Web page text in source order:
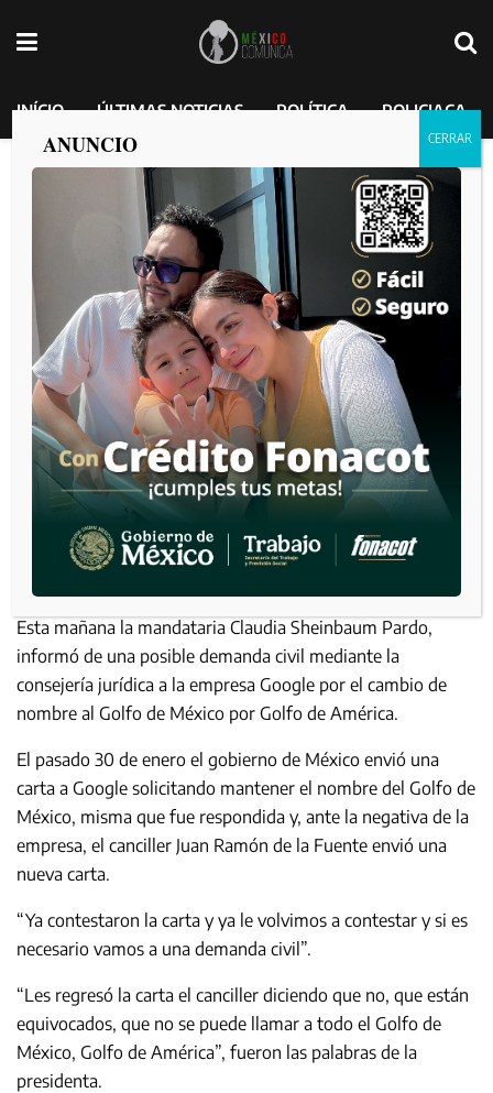
INÍCIO ÚLTIMAS NOTICIAS POLÍTICA POLICIACA
Posible demanda civil a Google por Golfo
de México: Claudia Sheinbaum Pardo.
por MEXICO COMUNICA 2025-02-13
Esta mañana la mandataria Claudia Sheinbaum Pardo,
informó de una posible demanda civil mediante la
consejería jurídica a la empresa Google por el cambio de
nombre al Golfo de México por Golfo de América.
El pasado 30 de enero el gobierno de México envió una
carta a Google solicitando mantener el nombre del Golfo de
México, misma que fue respondida y, ante la negativa de la
empresa, el canciller Juan Ramón de la Fuente envió una
nueva carta.
“Ya contestaron la carta y ya le volvimos a contestar y si es
necesario vamos a una demanda civil”.
“Les regresó la carta el canciller diciendo que no, que están
equivocados, que no se puede llamar a todo el Golfo de
México, Golfo de América”, fueron las palabras de la
presidenta.
ANUNCIO